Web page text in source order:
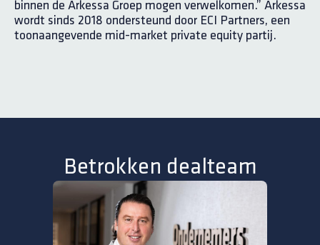
binnen de Arkessa Groep mogen verwelkomen.” Arkessa
wordt sinds 2018 ondersteund door ECI Partners, een
toonaangevende mid-market private equity partij.
Betrokken dealteam